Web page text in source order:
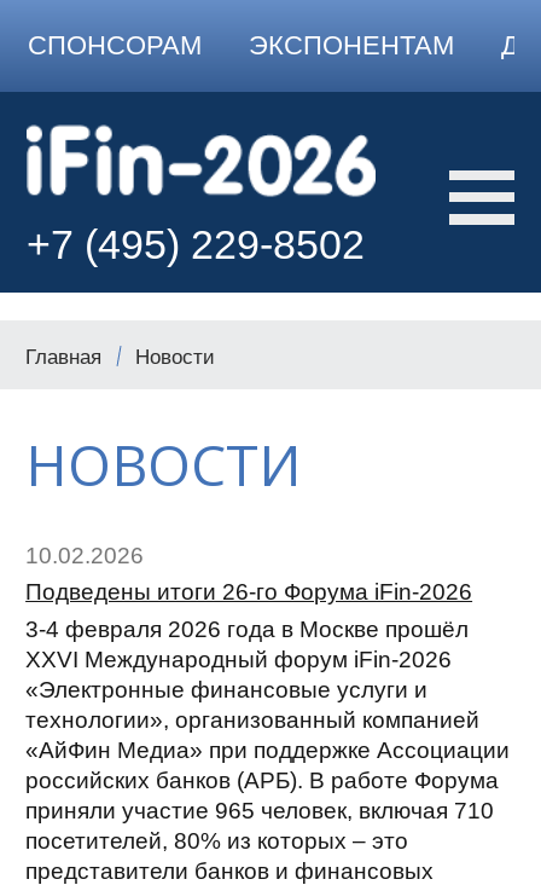
СПОНСОРАМ ЭКСПОНЕНТАМ
+7 (495) 229-8502
Главная Новости
НОВОСТИ
10.02.2026
Подведены итоги 26-го Форума iFin-2026
3-4 февраля 2026 года в Москве прошёл
XXVI Международный форум iFin-2026
«Электронные финансовые услуги и
технологии», организованный компанией
«АйФин Медиа» при поддержке Ассоциации
российских банков (АРБ). В работе Форума
приняли участие 965 человек, включая 710
посетителей, 80% из которых – это
представители банков и финансовых